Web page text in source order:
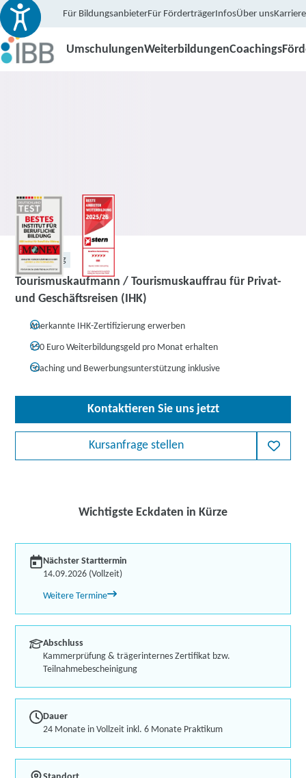
Für BildungsanbieterFür FörderträgerInfosÜber unsKarriere
UmschulungenWeiterbildungenCoachings
Umschulung
Tourismuskaufmann / Tourismuskauffrau für Privat-
und Geschäftsreisen (IHK)
Anerkannte IHK-Zertifizierung erwerben
150 Euro Weiterbildungsgeld pro Monat erhalten
Coaching und Bewerbungsunterstützung inklusive
Kontaktieren Sie uns jetzt
Kursanfrage stellen
Wichtigste Eckdaten in Kürze
Nächster Starttermin
14.09.2026 (Vollzeit)
Weitere Termine
Abschluss
Kammerprüfung & trägerinternes Zertifikat bzw.
Teilnahmebescheinigung
Dauer
24 Monate in Vollzeit inkl. 6 Monate Praktikum